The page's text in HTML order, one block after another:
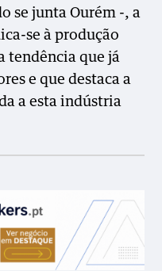
se junta Ourém -, a
se à produção
tendência que já
e que destaca a
a esta indústria